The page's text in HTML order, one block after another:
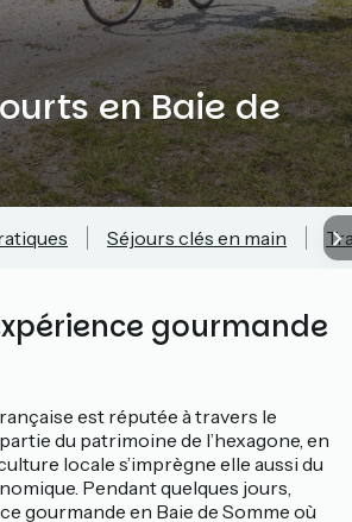
en Baie de
Séjours clés en main
gourmande
est réputée à travers le
du patrimoine de l’hexagone, en
locale s’imprègne elle aussi du
Pendant quelques jours,
gourmande en Baie de Somme où